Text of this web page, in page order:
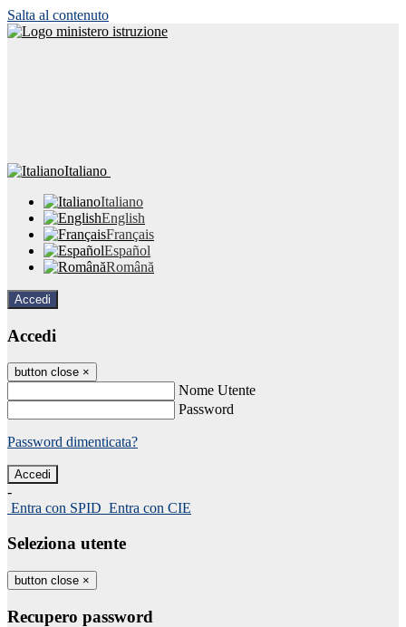
Salta al contenuto
Italiano
Italiano
English
Français
Español
Română
Accedi
Accedi
button close ×
Nome Utente
Password
Password dimenticata?
-
Entra con SPID Entra con CIE
Seleziona utente
button close ×
Recupero password